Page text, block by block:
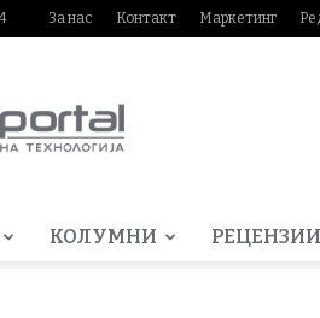
За нас Контакт Маркетинг
КОЛУМНИ РЕЦЕНЗИИ